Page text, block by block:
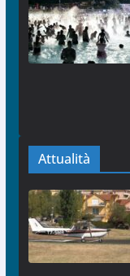
Attualità